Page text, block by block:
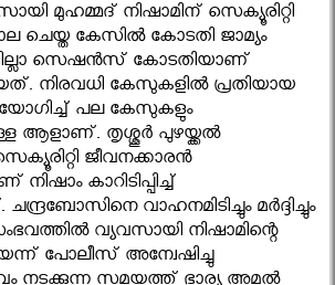
മുഹമ്മദ് നിഷാമിന് സെക്യൂരിറ്റി
ചെയ്ത കേസിൽ കോടതി ജാമ്യം
സെഷന്‍സ് കോടതിയാണ്
നിരവധി കേസുകളില്‍ പ്രതിയായ
പല കേസുകളും
ആളാണ്‌. തൃശ്ശൂര്‍ പുഴയ്ക്കല്‍
ജീവനക്കാരന്‍
കാറിടിപ്പിച്ച്
വാഹനമിടിച്ചും മര്‍ദ്ദിച്ചും
വ്യവസായി നിഷാമിന്റെ
പോലീസ് അന്വേഷിച്ചു